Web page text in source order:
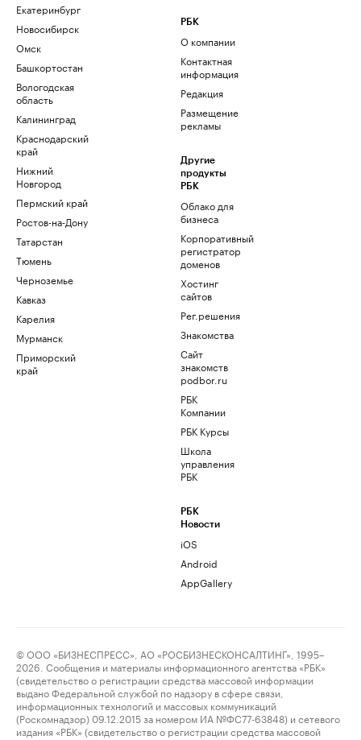
Екатеринбург
Новосибирск
Омск
Башкортостан
Вологодская
область
Калининград
Краснодарский
край
Нижний
Новгород
Пермский край
Ростов-на-Дону
Татарстан
Тюмень
Черноземье
Кавказ
Карелия
Мурманск
Приморский
край
РБК
О компании
Контактная
информация
Редакция
Размещение
рекламы
Другие
продукты
РБК
Облако для
бизнеса
Корпоративный
регистратор
доменов
Хостинг
сайтов
Рег.решения
Знакомства
Сайт
знакомств
podbor.ru
РБК
Компании
РБК Курсы
Школа
управления
РБК
РБК
Новости
iOS
Android
AppGallery
© ООО «БИЗНЕСПРЕСС», АО «РОСБИЗНЕСКОНСАЛТИНГ», 1995–
2026. Сообщения и материалы информационного агентства «РБК»
(свидетельство о регистрации средства массовой информации
выдано Федеральной службой по надзору в сфере связи,
информационных технологий и массовых коммуникаций
(Роскомнадзор) 09.12.2015 за номером ИА №ФС77-63848) и сетевого
издания «РБК» (свидетельство о регистрации средства массовой